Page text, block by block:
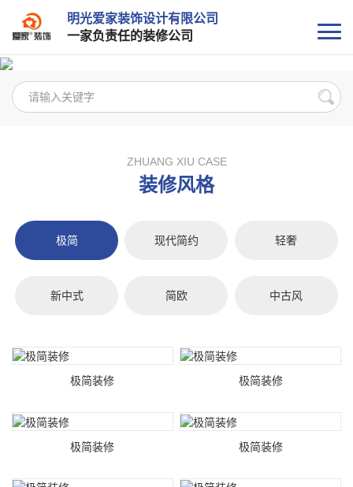
明光爱家装饰设计有限公司
一家负责任的装修公司
ZHUANG XIU CASE
装修风格
极简 现代简约 轻奢
新中式 简欧 中古风
极简装修 极简装修
极简装修 极简装修